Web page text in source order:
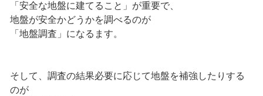
「安全な地盤に建てること」が重要で、
地盤が安全かどうかを調べるのが
「地盤調査」になるます。
そして、調査の結果必要に応じて地盤を補強したりする
のが